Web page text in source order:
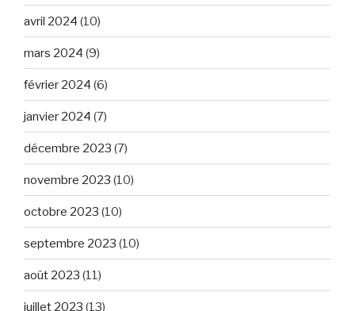
avril 2024 (10)
mars 2024 (9)
février 2024 (6)
janvier 2024 (7)
décembre 2023 (7)
novembre 2023 (10)
octobre 2023 (10)
septembre 2023 (10)
août 2023 (11)
juillet 2023 (13)